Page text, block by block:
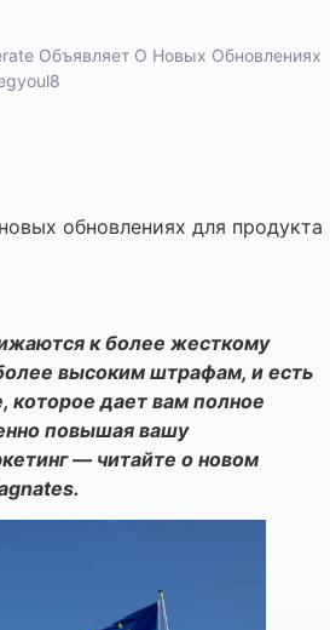
Объявляет О Новых Обновлениях
обновлениях для продукта
к более жесткому
высоким штрафам, и есть
которое дает вам полное
повышая вашу
— читайте о новом